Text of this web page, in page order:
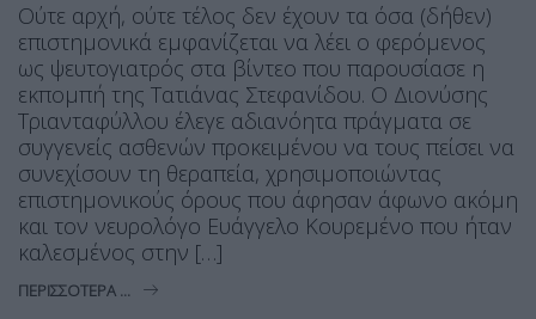
Ούτε αρχή, ούτε τέλος δεν έχουν τα όσα (δήθεν)
επιστημονικά εμφανίζεται να λέει ο φερόμενος
ως ψευτογιατρός στα βίντεο που παρουσίασε η
εκπομπή της Τατιάνας Στεφανίδου. Ο Διονύσης
Τριανταφύλλου έλεγε αδιανόητα πράγματα σε
συγγενείς ασθενών προκειμένου να τους πείσει να
συνεχίσουν τη θεραπεία, χρησιμοποιώντας
επιστημονικούς όρους που άφησαν άφωνο ακόμη
και τον νευρολόγο Ευάγγελο Κουρεμένο που ήταν
καλεσμένος στην […]
ΠΕΡΙΣΣΌΤΕΡΑ ...